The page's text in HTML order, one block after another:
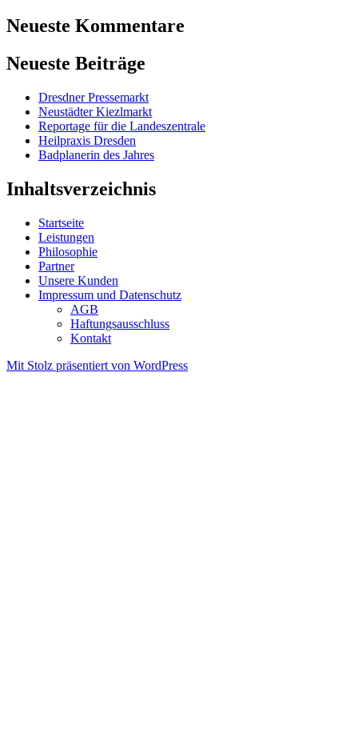
Neueste Kommentare
Neueste Beiträge
Dresdner Pressemarkt
Neustädter Kiezlmarkt
Reportage für die Landeszentrale
Heilpraxis Dresden
Badplanerin des Jahres
Inhaltsverzeichnis
Startseite
Leistungen
Philosophie
Partner
Unsere Kunden
Impressum und Datenschutz
AGB
Haftungsausschluss
Kontakt
Mit Stolz präsentiert von WordPress